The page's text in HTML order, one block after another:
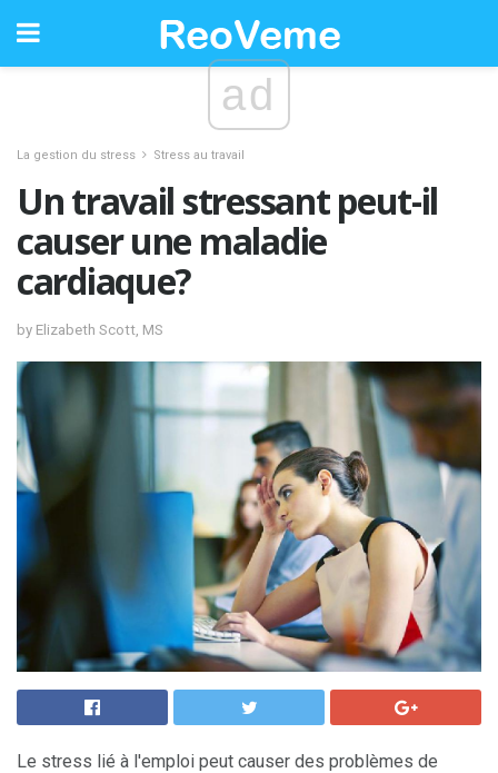
ad
La gestion du stress Stress au travail
Un travail stressant peut-il
causer une maladie
cardiaque?
by Elizabeth Scott, MS
Le stress lié à l'emploi peut causer des problèmes de